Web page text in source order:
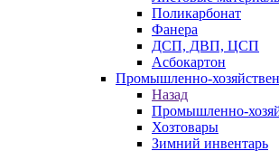
Поликарбонат
Фанера
ДСП, ДВП, ЦСП
Асбокартон
Промышленно-
Назад
Промышленно-
Хозтовары
Зимний инвентарь